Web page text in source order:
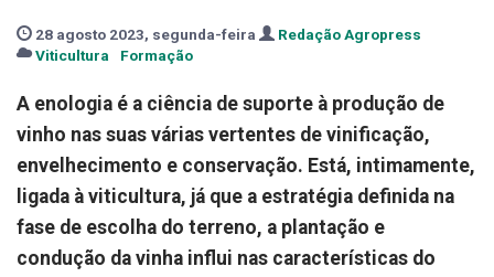
28 agosto 2023, segunda-feira
Redação Agropress
Viticultura
Formação
A enologia é a ciência de suporte à produção de
vinho nas suas várias vertentes de vinificação,
envelhecimento e conservação. Está, intimamente,
ligada à viticultura, já que a estratégia definida na
fase de escolha do terreno, a plantação e
condução da vinha influi nas características do